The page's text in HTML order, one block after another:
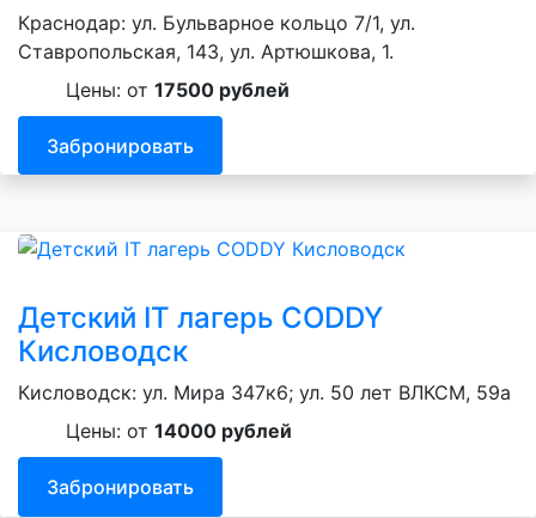
Краснодар: ул. Бульварное кольцо 7/1, ул.
Ставропольская, 143, ул. Артюшкова, 1.
Цены: от 17500 рублей
Забронировать
Детский IT лагерь CODDY
Кисловодск
Кисловодск: ул. Мира 347к6; ул. 50 лет ВЛКСМ, 59а
Цены: от 14000 рублей
Забронировать